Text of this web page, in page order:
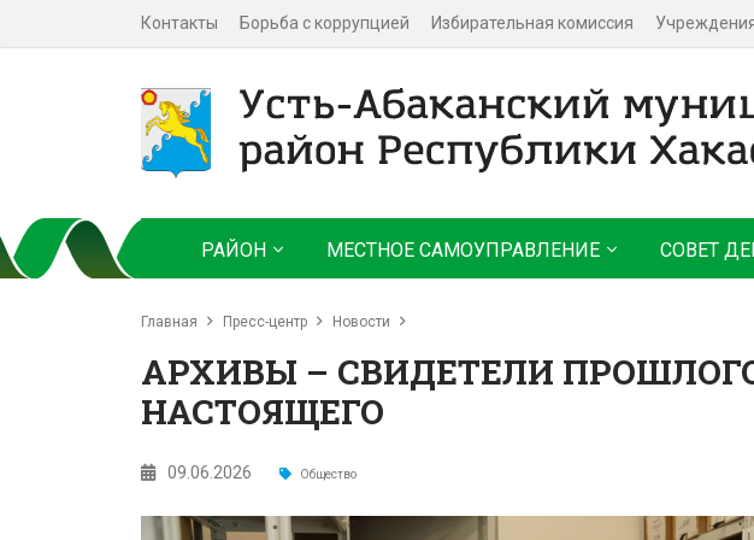
Контакты Борьба с коррупцией Избирательная комиссия
РАЙОН МЕСТНОЕ САМОУПРАВЛЕНИЕ СОВЕТ
Главная Пресс-центр Новости
АРХИВЫ – СВИДЕТЕЛИ
НАСТОЯЩЕГО
09.06.2026 Общество